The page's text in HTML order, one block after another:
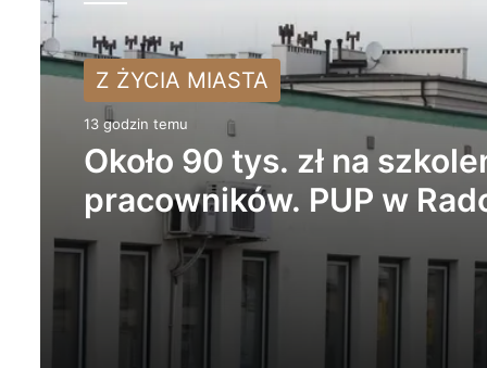
Z ŻYCIA MIASTA
13 godzin temu
Około 90 tys. zł na
pracowników. PUP w
ogłasza nabór wniosków